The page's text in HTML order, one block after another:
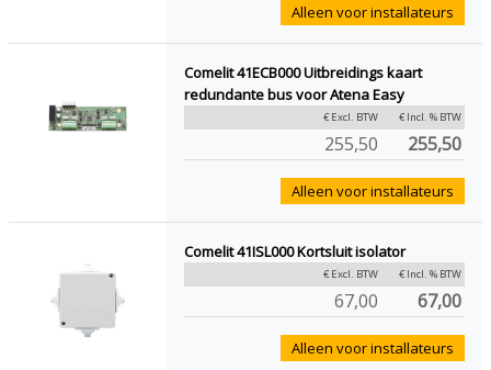
Alleen voor installateurs
Comelit 41ECB000 Uitbreidings kaart
redundante bus voor Atena Easy
€ Excl. BTW € Incl. % BTW
255,50 255,50
Alleen voor installateurs
Comelit 41ISL000 Kortsluit isolator
€ Excl. BTW € Incl. % BTW
67,00 67,00
Alleen voor installateurs